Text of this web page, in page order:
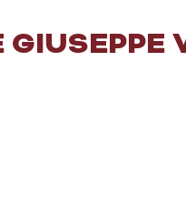
GIUSEPPE